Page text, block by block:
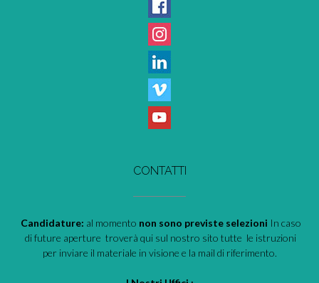
CONTATTI
Candidature: al momento non sono previste selezioni In caso
di future aperture troverà qui sul nostro sito tutte le istruzioni
per inviare il materiale in visione e la mail di riferimento.